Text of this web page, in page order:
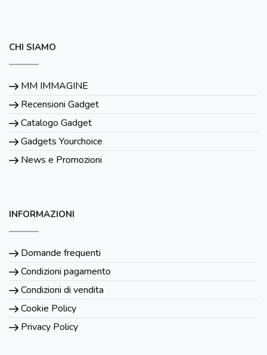
CHI SIAMO
MM IMMAGINE
Recensioni Gadget
Catalogo Gadget
Gadgets Yourchoice
News e Promozioni
INFORMAZIONI
Domande frequenti
Condizioni pagamento
Condizioni di vendita
Cookie Policy
Privacy Policy